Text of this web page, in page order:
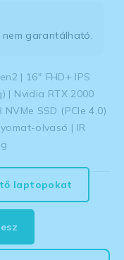
nem garantálható.
| 16″ FHD+ IPS
| Nvidia RTX 2000
SSD (PCIe 4.0)
olvasó | IR
laptopokat